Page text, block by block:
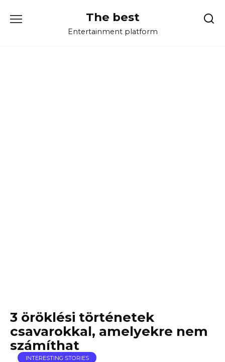
The best
Entertainment platform
3 öröklési történetek
csavarokkal, amelyekre nem
számíthat
INTERESTING STORIES